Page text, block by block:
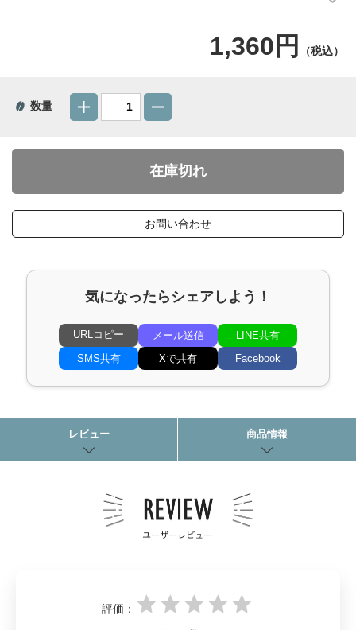
1,360円 （税込）
数量
お問い合わせ
気になったらシェアしよう！
URLコピー メール送信
LINE共有
SMS共有
Xで共有 Facebook
レビュー 商品情報
評価：